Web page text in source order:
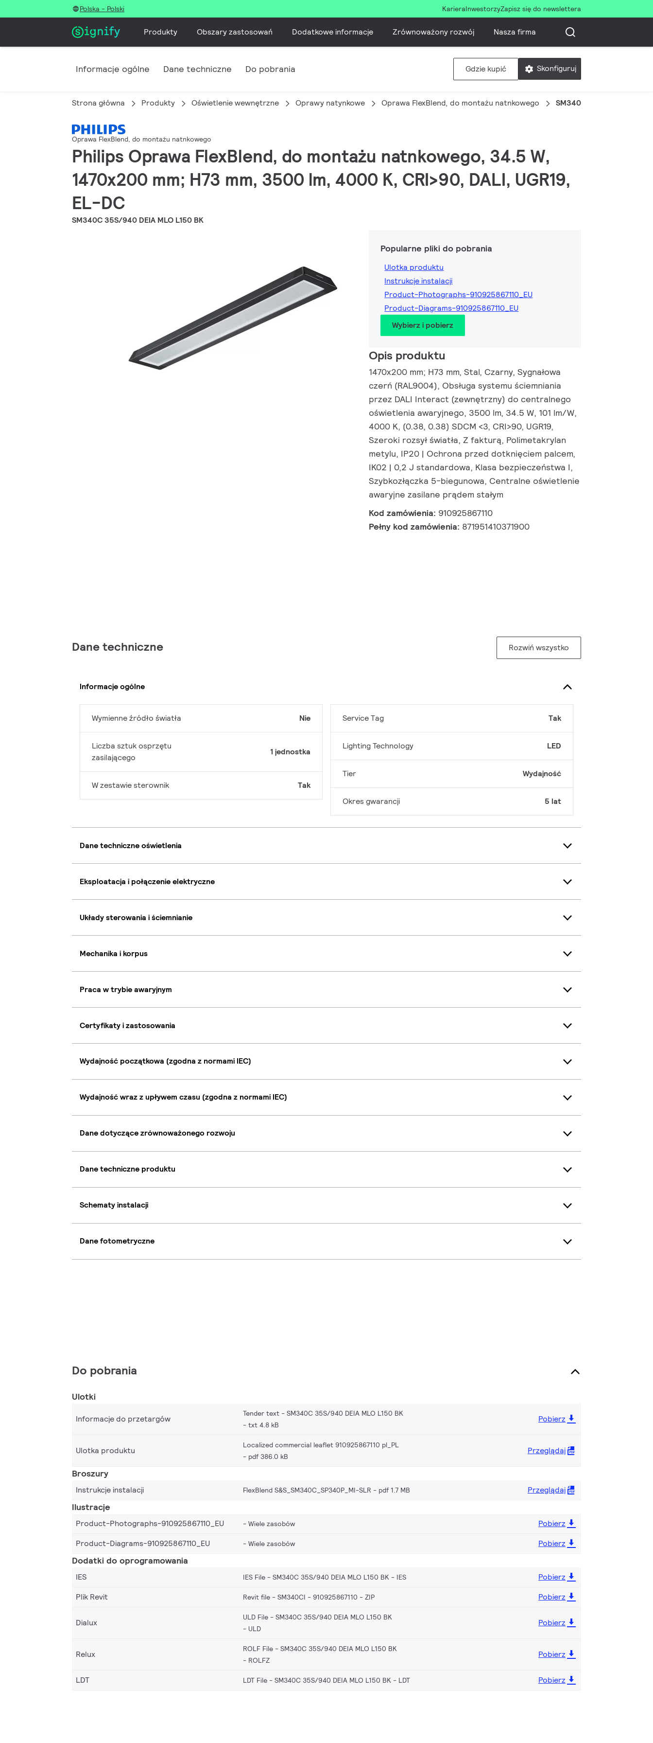
Polska - Polski KarieraInwestorzyZapisz się do newslettera
Produkty Obszary zastosowań Dodatkowe informacje Zrównoważony rozwój Nasza firma
Informacje ogólne Dane techniczne Do pobrania Gdzie kupić Skonfiguruj
Strona główna Produkty Oświetlenie wewnętrzne Oprawy natynkowe Oprawa FlexBlend, do montażu natnkowego SM340C 35S/940 DEIA
Oprawa FlexBlend, do montażu natnkowego
Philips Oprawa FlexBlend, do montażu natnkowego, 34.5 W,
1470x200 mm; H73 mm, 3500 lm, 4000 K, CRI>90, DALI, UGR19,
EL-DC
SM340C 35S/940 DEIA MLO L150 BK
Popularne pliki do pobrania
Ulotka produktu
Instrukcje instalacji
Product-Photographs-910925867110_EU
Product-Diagrams-910925867110_EU
Wybierz i pobierz
Opis produktu
1470x200 mm; H73 mm, Stal, Czarny, Sygnałowa
czerń (RAL9004), Obsługa systemu ściemniania
przez DALI Interact (zewnętrzny) do centralnego
oświetlenia awaryjnego, 3500 lm, 34.5 W, 101 lm/W,
4000 K, (0.38, 0.38) SDCM <3, CRI>90, UGR19,
Szeroki rozsył światła, Z fakturą, Polimetakrylan
metylu, IP20 | Ochrona przed dotknięciem palcem,
IK02 | 0,2 J standardowa, Klasa bezpieczeństwa I,
Szybkozłączka 5-biegunowa, Centralne oświetlenie
awaryjne zasilane prądem stałym
Kod zamówienia: 910925867110
Pełny kod zamówienia: 871951410371900
Dane techniczne Rozwiń wszystko
Informacje ogólne
Wymienne źródło światła Nie
Liczba sztuk osprzętu
zasilającego
1 jednostka
W zestawie sterownik Tak
Service Tag Tak
Lighting Technology LED
Tier Wydajność
Okres gwarancji 5 lat
Dane techniczne oświetlenia
Eksploatacja i połączenie elektryczne
Układy sterowania i ściemnianie
Mechanika i korpus
Praca w trybie awaryjnym
Certyfikaty i zastosowania
Wydajność początkowa (zgodna z normami IEC)
Wydajność wraz z upływem czasu (zgodna z normami IEC)
Dane dotyczące zrównoważonego rozwoju
Dane techniczne produktu
Schematy instalacji
Dane fotometryczne
Do pobrania
Ulotki
Informacje do przetargów
Tender text - SM340C 35S/940 DEIA MLO L150 BK
txt 4.8 kB
Pobierz
Ulotka produktu
Localized commercial leaflet 910925867110 pl_PL
pdf 386.0 kB
Przeglądaj
Broszury
Instrukcje instalacji FlexBlend S&S_SM340C_SP340P_MI-SLR pdf 1.7 MB Przeglądaj
Ilustracje
Product-Photographs-910925867110_EU Wiele zasobów
Pobierz
Product-Diagrams-910925867110_EU
Wiele zasobów Pobierz
Dodatki do oprogramowania
IES IES File - SM340C 35S/940 DEIA MLO L150 BK IES
Pobierz
Plik Revit
Revit file - SM340CI - 910925867110 ZIP Pobierz
Dialux
ULD File - SM340C 35S/940 DEIA MLO L150 BK
ULD
Pobierz
Relux
ROLF File - SM340C 35S/940 DEIA MLO L150 BK
ROLFZ
Pobierz
LDT LDT File - SM340C 35S/940 DEIA MLO L150 BK LDT Pobierz